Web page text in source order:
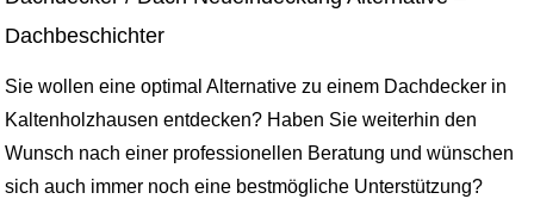
Dachbeschichter
Sie wollen eine optimal Alternative zu einem Dachdecker in
Kaltenholzhausen entdecken? Haben Sie weiterhin den
Wunsch nach einer professionellen Beratung und wünschen
sich auch immer noch eine bestmögliche Unterstützung?